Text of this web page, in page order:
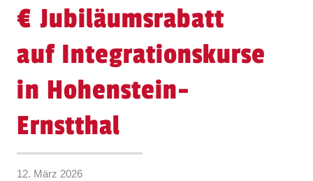
€ Jubiläumsrabatt
auf Integrationskurse
in Hohenstein-
Ernstthal
12. März 2026